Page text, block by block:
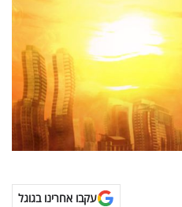
עקבו אחרינו בגוגל